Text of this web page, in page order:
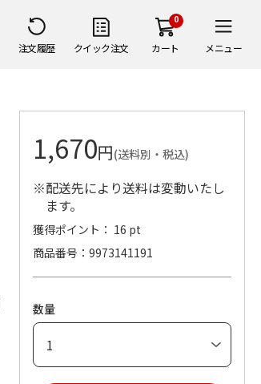
注文履歴 クイック注文
0
カート メニュー
1,670円(送料別・税込)
※配送先により送料は変動いたし
ます。
獲得ポイント： 16 pt
商品番号
9973141191
数量